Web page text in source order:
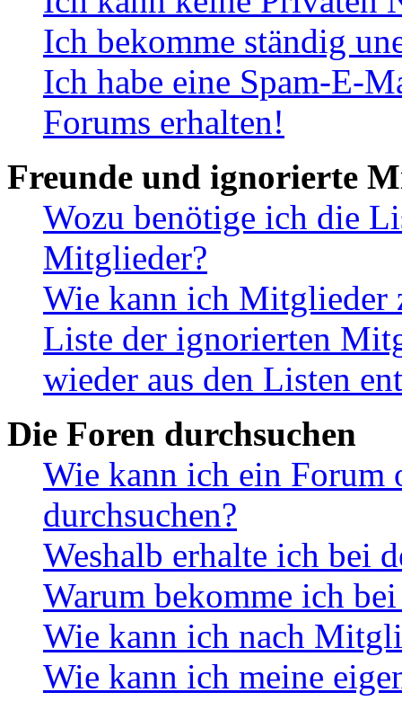
Ich bekomme ständig
Ich habe eine Spam-E-
Forums erhalten!
Freunde und ignorierte
Wozu benötige ich die
Mitglieder?
Wie kann ich Mitglieder
Liste der ignorierten
wieder aus den Listen
Die Foren durchsuchen
Wie kann ich ein Forum
durchsuchen?
Weshalb erhalte ich bei
Warum bekomme ich
Wie kann ich nach
Wie kann ich meine